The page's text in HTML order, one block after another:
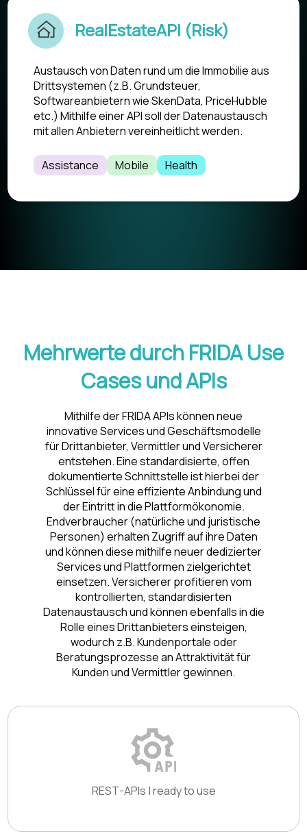
RealEstateAPI (Risk)
Austausch von Daten rund um die Immobilie aus
Drittsystemen (z.B. Grundsteuer,
Softwareanbietern wie SkenData, PriceHubble
etc.) Mithilfe einer API soll der Datenaustausch
mit allen Anbietern vereinheitlicht werden.
Assistance Mobile Health
Mehrwerte durch FRIDA Use
Cases und APIs
Mithilfe der FRIDA APIs können neue
innovative Services und Geschäftsmodelle
für Drittanbieter, Vermittler und Versicherer
entstehen. Eine standardisierte, offen
dokumentierte Schnittstelle ist hierbei der
Schlüssel für eine effiziente Anbindung und
der Eintritt in die Plattformökonomie.
Endverbraucher (natürliche und juristische
Personen) erhalten Zugriff auf ihre Daten
und können diese mithilfe neuer dedizierter
Services und Plattformen zielgerichtet
einsetzen. Versicherer profitieren vom
kontrollierten, standardisierten
Datenaustausch und können ebenfalls in die
Rolle eines Drittanbieters einsteigen,
wodurch z.B. Kundenportale oder
Beratungsprozesse an Attraktivität für
Kunden und Vermittler gewinnen.
REST-APIs | ready to use